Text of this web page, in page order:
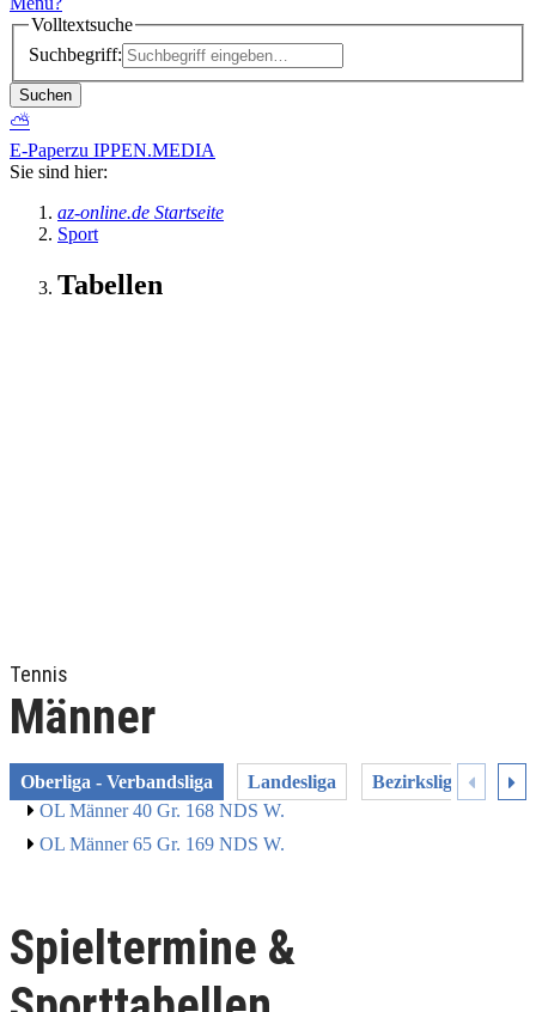
Volltextsuche
Suchbegriff:
Suchen
⛅
E-Paperzu IPPEN.MEDIA
Sie sind hier:
az-online.de Startseite
Sport
Tabellen
Tennis
Männer
Oberliga - Verbandsliga Landesliga Bezirksliga /
OL Männer 40 Gr. 168 NDS W.
OL Männer 65 Gr. 169 NDS W.
Spieltermine &